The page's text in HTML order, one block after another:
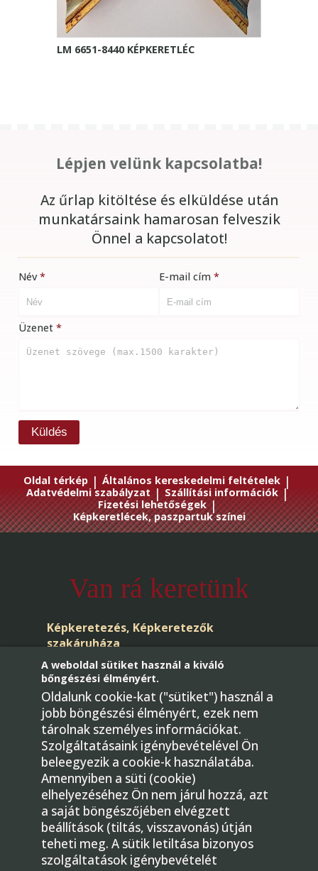
LM 6651-8440 KÉPKERETLÉC
Lépjen velünk kapcsolatba!
Az űrlap kitöltése és elküldése után
munkatársaink hamarosan felveszik
Önnel a kapcsolatot!
Név E-mail cím
Üzenet
Küldés
Oldal térkép | Általános kereskedelmi feltételek |
Adatvédelmi szabályzat | Szállítási információk |
Fizetési lehetőségek |
Képkeretlécek, paszpartuk színei
Van rá keretünk
Képkeretezés, Képkeretezők
szakáruháza
Telefon: +36-30/436-4181
E-mail:
megrendeles@gmkepkeretezok.hu
1224 Budapest, Bartók Béla út 31.
Facebook
A weboldal sütiket használ a kiváló
bőngészési élményért.
Oldalunk cookie-kat ("sütiket") használ a
jobb böngészési élményért, ezek nem
tárolnak személyes információkat.
Szolgáltatásaink igénybevételével Ön
beleegyezik a cookie-k használatába.
Amennyiben a süti (cookie)
elhelyezéséhez Ön nem járul hozzá, azt
a saját böngészőjében elvégzett
beállítások (tiltás, visszavonás) útján
teheti meg. A sütik letiltása bizonyos
szolgáltatások igénybevételét